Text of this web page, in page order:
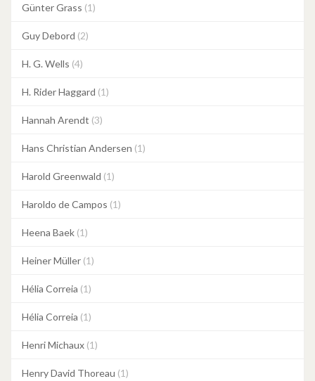
Günter Grass (1)
Guy Debord (2)
H. G. Wells (4)
H. Rider Haggard (1)
Hannah Arendt (3)
Hans Christian Andersen (1)
Harold Greenwald (1)
Haroldo de Campos (1)
Heena Baek (1)
Heiner Müller (1)
Hélia Correia (1)
Hélia Correia (1)
Henri Michaux (1)
Henry David Thoreau (1)